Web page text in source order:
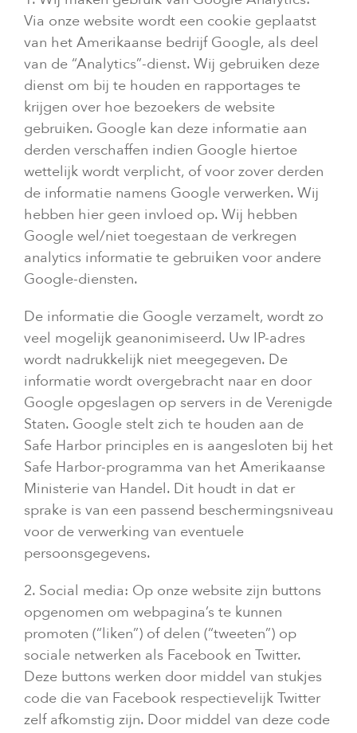
Via onze website wordt een cookie geplaatst
van het Amerikaanse bedrijf Google, als deel
van de “Analytics”-dienst. Wij gebruiken deze
dienst om bij te houden en rapportages te
krijgen over hoe bezoekers de website
gebruiken. Google kan deze informatie aan
derden verschaffen indien Google hiertoe
wettelijk wordt verplicht, of voor zover derden
de informatie namens Google verwerken. Wij
hebben hier geen invloed op. Wij hebben
Google wel/niet toegestaan de verkregen
analytics informatie te gebruiken voor andere
Google-diensten.
De informatie die Google verzamelt, wordt zo
veel mogelijk geanonimiseerd. Uw IP-adres
wordt nadrukkelijk niet meegegeven. De
informatie wordt overgebracht naar en door
Google opgeslagen op servers in de Verenigde
Staten. Google stelt zich te houden aan de
Safe Harbor principles en is aangesloten bij het
Safe Harbor-programma van het Amerikaanse
Ministerie van Handel. Dit houdt in dat er
sprake is van een passend beschermingsniveau
voor de verwerking van eventuele
persoonsgegevens.
2. Social media: Op onze website zijn buttons
opgenomen om webpagina’s te kunnen
promoten (“liken”) of delen (“tweeten”) op
sociale netwerken als Facebook en Twitter.
Deze buttons werken door middel van stukjes
code die van Facebook respectievelijk Twitter
zelf afkomstig zijn. Door middel van deze code